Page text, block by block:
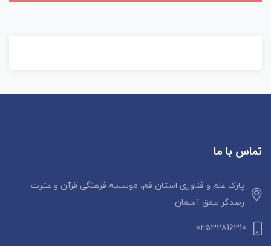
تماس با ما
پارک علم و فناوری استان قم، موسسه فرهنگی قرآن و عترت
رصدگر عمق آسمان
02532816310